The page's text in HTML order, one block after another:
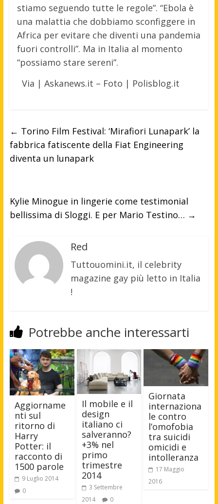
stiamo seguendo tutte le regole”. “Ebola è
una malattia che dobbiamo sconfiggere in
Africa per evitare che diventi una pandemia
fuori controlli”. Ma in Italia al momento
“possiamo stare sereni”.
Via | Askanews.it – Foto | Polisblog.it
← Torino Film Festival: ‘Mirafiori Lunapark’ la
fabbrica fatiscente della Fiat Engineering
diventa un lunapark
Kylie Minogue in lingerie come testimonial
bellissima di Sloggi. E per Mario Testino… →
Red
Tuttouomini.it, il celebrity
magazine gay più letto in Italia
!
Potrebbe anche interessarti
Aggiorname
nti sul
ritorno di
Harry
Potter: il
racconto di
1500 parole
9 Luglio 2014
0
Il mobile e il
design
italiano ci
salveranno?
+3% nel
primo
trimestre
2014
3 Settembre
2014
0
Giornata
internaziona
le contro
l’omofobia
tra suicidi
omicidi e
intolleranza
17 Maggio
2016